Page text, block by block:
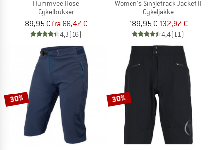
Hummvee Hose
Cykelbukser
89,95 €fra 66,47 €
4,3(16)
Women's Singletrack Jacket II
Cykeljakke
189,95 € 132,97 €
4,4(11)
30% 30%